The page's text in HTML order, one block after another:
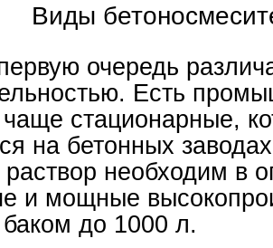
Виды
очередь
Есть
стационарные,
на бетонных
раствор необходим в
и мощные
до 1000 л.